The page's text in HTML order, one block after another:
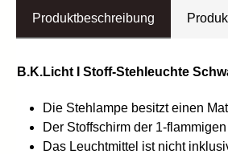
Produktbeschreibung
B.K.Licht I Stoff-Stehleuchte
Die Stehlampe besitzt einen
Der Stoffschirm der 1-
Das Leuchtmittel ist nicht